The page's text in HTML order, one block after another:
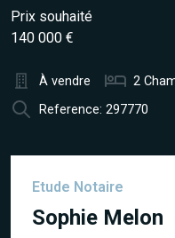
Prix souhaité
140 000 €
À vendre 2
Reference: 297770
Etude Notaire
Sophie Melon